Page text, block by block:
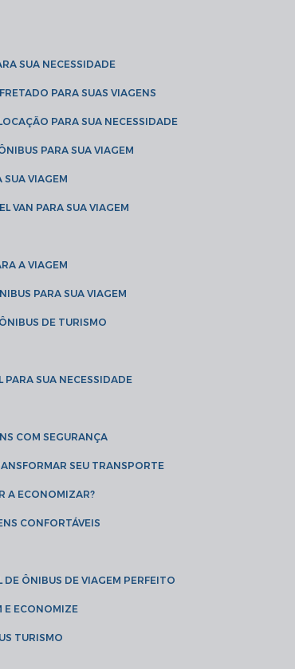
SUA NECESSIDADE
PARA SUAS VIAGENS
PARA SUA NECESSIDADE
PARA SUA VIAGEM
SUA VIAGEM
VAN PARA SUA VIAGEM
A VIAGEM
PARA SUA VIAGEM
DE TURISMO
PARA SUA NECESSIDADE
COM SEGURANÇA
SEU TRANSPORTE
A ECONOMIZAR?
CONFORTÁVEIS
DE ÔNIBUS DE VIAGEM PERFEITO
E ECONOMIZE
TURISMO